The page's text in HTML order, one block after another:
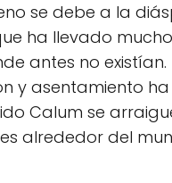
se debe a la
ha llevado
antes no existían.
y asentamiento
Calum se
alrededor del